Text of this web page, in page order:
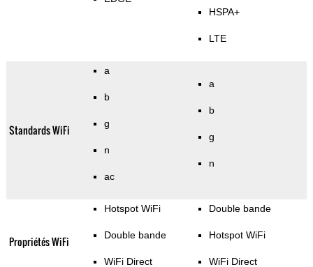
HSPA+
LTE
Standards WiFi
a
b
g
n
ac
a
b
g
n
Propriétés WiFi
Hotspot WiFi
Double bande
WiFi Direct
Double bande
Hotspot WiFi
WiFi Direct